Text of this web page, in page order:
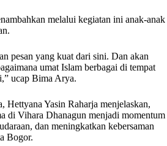
melalui kegiatan ini anak-anak
pesan yang kuat dari sini. Dan akan
umat Islam berbagai di tempat
ucap Bima Arya.
Hettyana Yasin Raharja menjelaskan,
di Vihara Dhanagun menjadi momentum
dan meningkatkan kebersaman
Bogor.